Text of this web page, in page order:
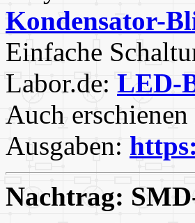
Kondensator-
Einfache
Labor.de: LED-
Auch
Ausgaben:
Nachtrag: